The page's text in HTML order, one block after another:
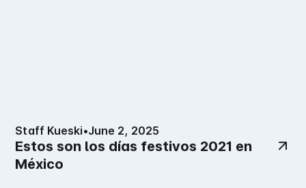
Staff Kueski•June 2, 2025
Estos son los días festivos 2021 en
México